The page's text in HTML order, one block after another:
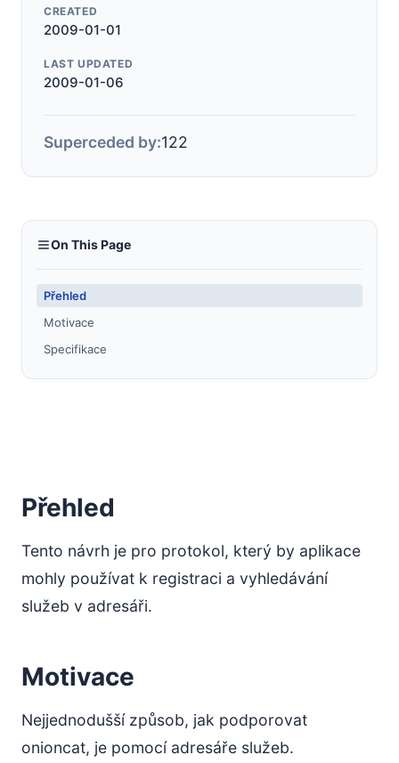
CREATED
2009-01-01
LAST UPDATED
2009-01-06
Superceded by:122
On This Page
Přehled
Motivace
Specifikace
Přehled
Tento návrh je pro protokol, který by aplikace
mohly používat k registraci a vyhledávání
služeb v adresáři.
Motivace
Nejjednodušší způsob, jak podporovat
onioncat, je pomocí adresáře služeb.